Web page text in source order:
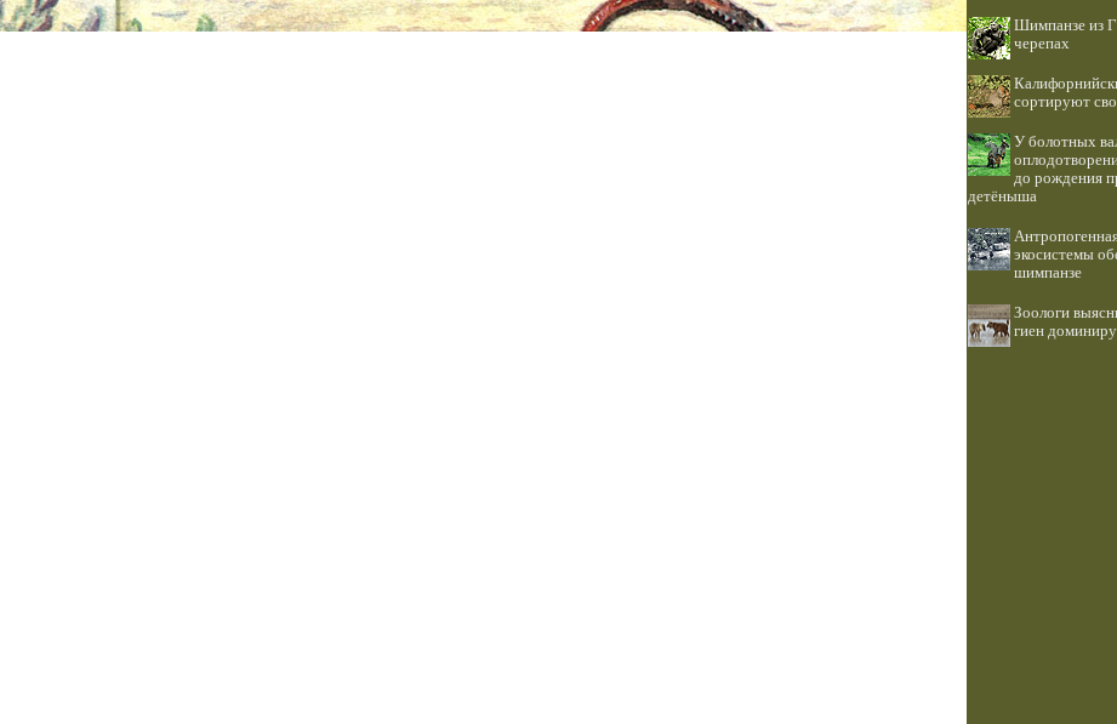
Шимпанзе из
черепах
сортируют
У болотных
до рождения
детёныша
экосистемы
шимпанзе
Зоологи
гиен